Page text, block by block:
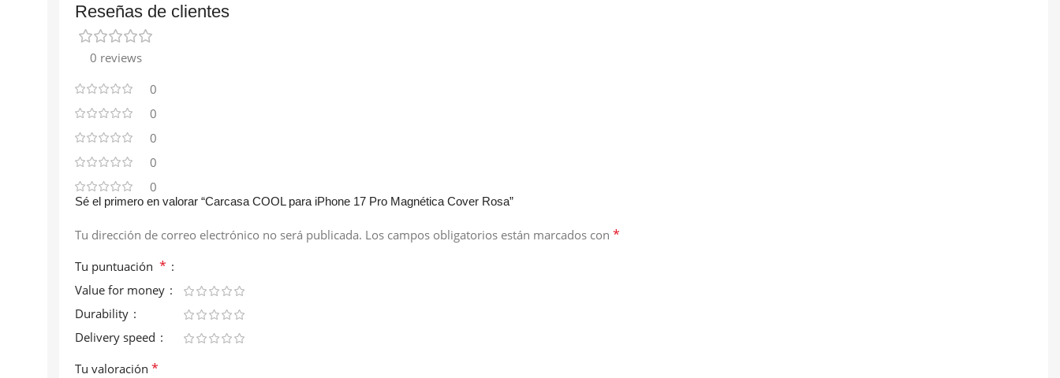
Reseñas de clientes
0 reviews
0
0
0
0
0
Sé el primero en valorar “Carcasa COOL para iPhone 17 Pro Magnética Cover Rosa”
Tu dirección de correo electrónico no será publicada. Los campos obligatorios están marcados con *
Tu puntuación *
Value for money
Durability
Delivery speed
Tu valoración *